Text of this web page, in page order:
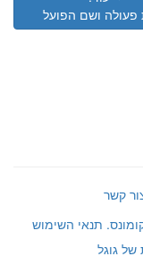
ושם הפועל
קשר
תנאי השימוש
של גוגל